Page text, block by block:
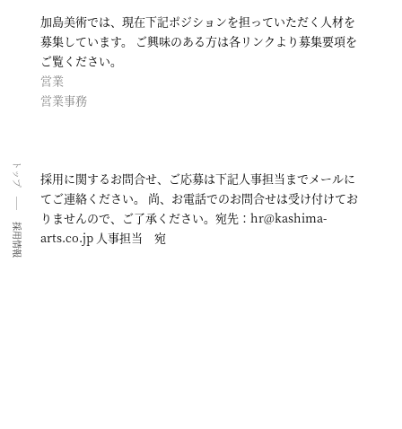
トップ
採用情報
加島美術では、現在下記ポジションを担っていただく人材を
募集しています。 ご興味のある方は各リンクより募集要項を
ご覧ください。
営業
営業事務
採用に関するお問合せ、ご応募は下記人事担当までメールに
てご連絡ください。 尚、お電話でのお問合せは受け付けてお
りませんので、ご了承ください。宛先：hr@kashima-
arts.co.jp 人事担当 宛